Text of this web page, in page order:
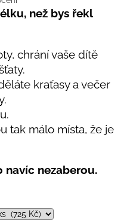
než bys řekl
chrání vaše dítě
kraťasy a večer
tak málo místa, že je
navíc nezaberou.